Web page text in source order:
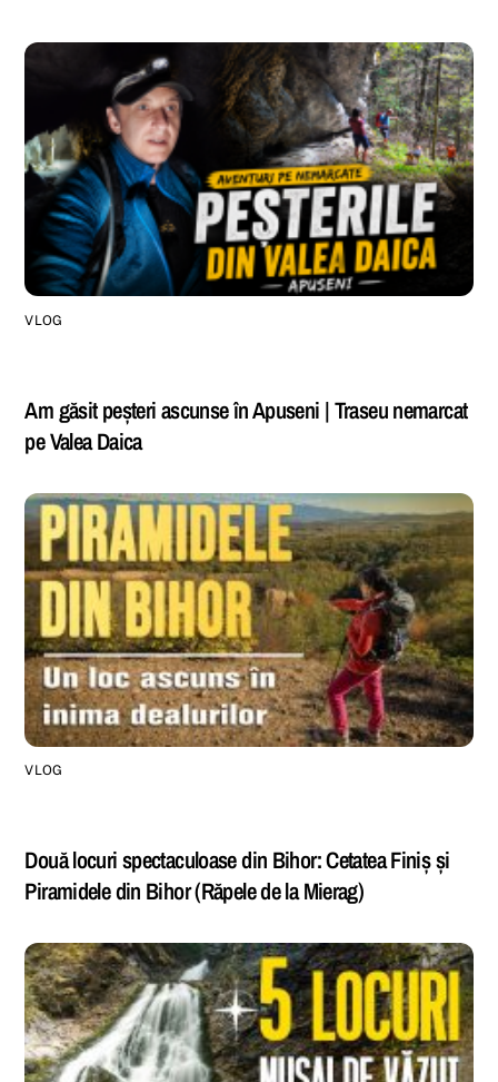
VLOG
Am găsit peșteri ascunse în Apuseni | Traseu nemarcat
pe Valea Daica
VLOG
Două locuri spectaculoase din Bihor: Cetatea Finiș și
Piramidele din Bihor (Răpele de la Mierag)